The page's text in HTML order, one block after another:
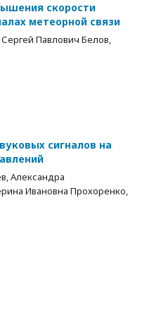
скорости
метеорной связи
Павлович Белов,
сигналов на
Александра
Ивановна Прохоренко,